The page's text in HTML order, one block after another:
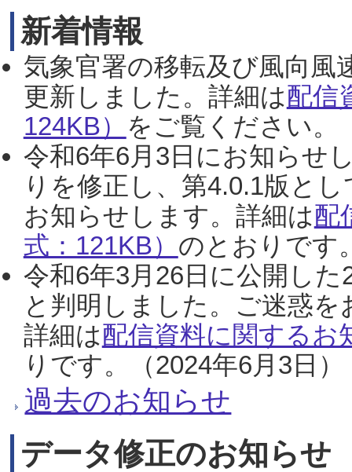
新着情報
気象官署の移転及び風向風
更新しました。詳細は配信
124KB） をご覧ください。
令和6年6月3日にお知らせ
りを修正し、第4.0.1版と
お知らせします。詳細は配
式：121KB） のとおりです
令和6年3月26日に公開し
と判明しました。ご迷惑
詳細は配信資料に関するお
りです。（2024年6月3日）
過去のお知らせ
データ修正のお知らせ